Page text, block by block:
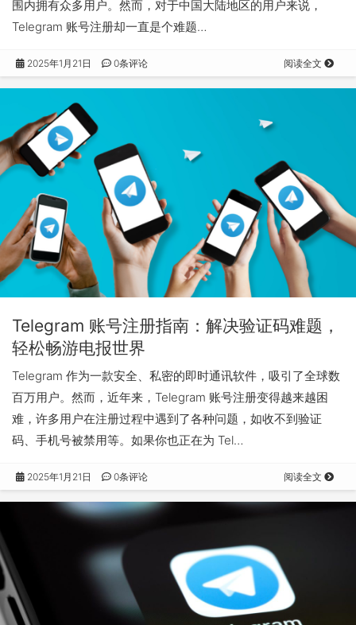
围内拥有众多用户。然而，对于中国大陆地区的用户来说，
Telegram 账号注册却一直是个难题…
2025年1月21日 0条评论 阅读全文
Telegram 账号注册指南：解决验证码难题，
轻松畅游电报世界
Telegram 作为一款安全、私密的即时通讯软件，吸引了全球数
百万用户。然而，近年来，Telegram 账号注册变得越来越困
难，许多用户在注册过程中遇到了各种问题，如收不到验证
码、手机号被禁用等。如果你也正在为 Tel…
2025年1月21日 0条评论 阅读全文